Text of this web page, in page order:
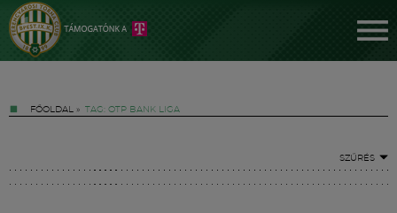
FŐOLDAL » TAG: OTP BANK LIGA
SZŰRÉS